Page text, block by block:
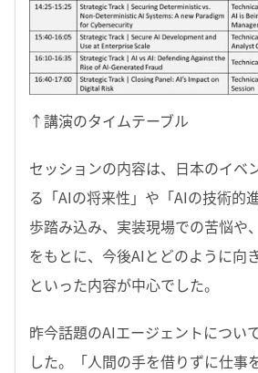
↑講演のタイムテーブル
セッションの内容は、日本のイベ
る「AIの将来性」や「AIの技術的
歩踏み込み、実装現場での苦悩や
をもとに、今後AIとどのように向
といった内容が中心でした。
昨今話題のAIエージェントについ
した。「人間の手を借りずに仕事